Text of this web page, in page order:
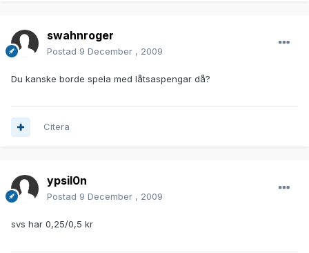
swahnroger
Postad 9 December , 2009
Du kanske borde spela med låtsaspengar då?
Citera
ypsil0n
Postad 9 December , 2009
svs har 0,25/0,5 kr